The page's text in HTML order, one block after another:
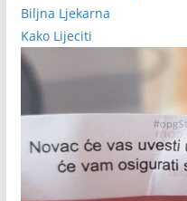
Biljna Ljekarna
Kako Lijeciti